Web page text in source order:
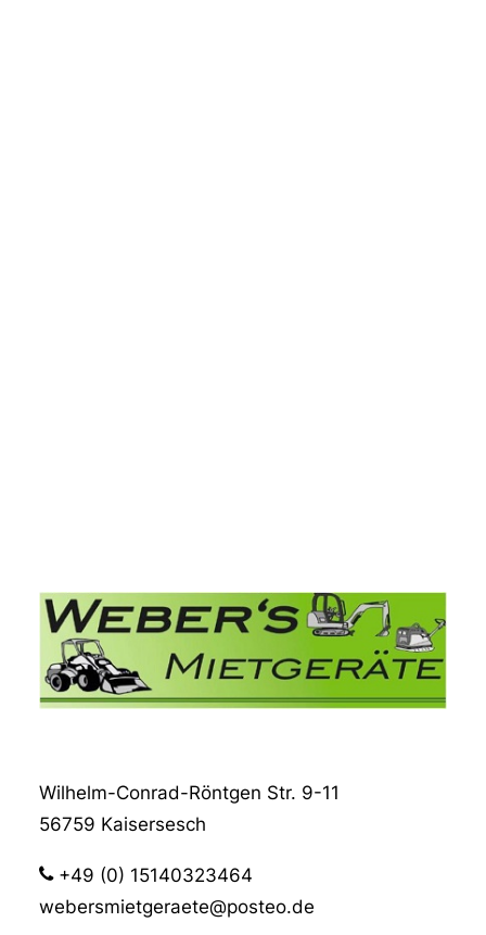
Wilhelm-Conrad-Röntgen Str. 9-11
56759 Kaisersesch
+49 (0) 15140323464
webersmietgeraete@posteo.de